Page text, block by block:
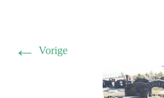
← Vorige